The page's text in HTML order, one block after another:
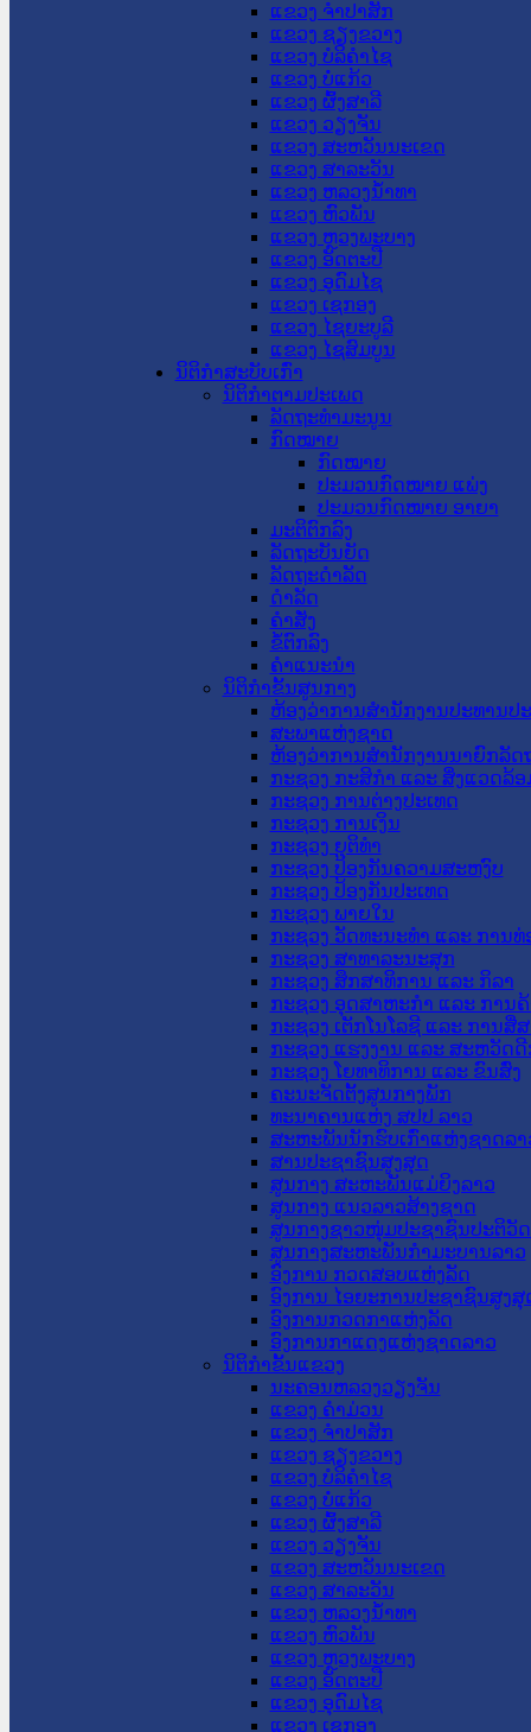
ແຂວງ ຈໍາປາສັກ
ແຂວງ ຊຽງຂວາງ
ແຂວງ ບໍລິຄໍາໄຊ
ແຂວງ ບໍ່ແກ້ວ
ແຂວງ ຜົ້ງສາລີ
ແຂວງ ວຽງຈັນ
ແຂວງ ສະຫວັນນະເຂດ
ແຂວງ ສາລະວັນ
ແຂວງ ຫລວງນໍ້າທາ
ແຂວງ ຫົວພັນ
ແຂວງ ຫຼວງພະບາງ
ແຂວງ ອັດຕະປື
ແຂວງ ອຸດົມໄຊ
ແຂວງ ເຊກອງ
ແຂວງ ໄຊຍະບູລີ
ແຂວງ ໄຊສົມບູນ
ນິຕິກໍາສະບັບເກົ່າ
ນິຕິກຳຕາມປະເພດ
ລັດຖະທໍາມະນູນ
ກົດໝາຍ
ກົດໝາຍ
ປະມວນກົດໝາຍ ແພ່ງ
ປະມວນກົດໝາຍ ອາຍາ
ມະຕິຕົກລົງ
ລັດຖະບັນຍັດ
ລັດຖະດໍາລັດ
ດໍາລັດ
ຄໍາສັ່ງ
ຂໍ້ຕົກລົງ
ຄໍາແນະນໍາ
ນິຕິກໍາຂັ້ນສູນກາງ
ຫ້ອງວ່າການສໍານັກງານປະທານປ
ສະພາແຫ່ງຊາດ
ຫ້ອງວ່າການສຳນັກງານນາຍົກລັດ
ກະຊວງ ກະສິກຳ ແລະ ສິ່ງແວດລ້ອ
ກະຊວງ ການຕ່າງປະເທດ
ກະຊວງ ການເງິນ
ກະຊວງ ຍຸຕິທໍາ
ກະຊວງ ປ້ອງກັນຄວາມສະຫງົບ
ກະຊວງ ປ້ອງກັນປະເທດ
ກະຊວງ ພາຍໃນ
ກະຊວງ ວັດທະນະທຳ ແລະ ການທ່
ກະຊວງ ສາທາລະນະສຸກ
ກະຊວງ ສຶກສາທິການ ແລະ ກິລາ
ກະຊວງ ອຸດສາຫະກຳ ແລະ ການຄ້
ກະຊວງ ເຕັກໂນໂລຊີ ແລະ ການສື່
ກະຊວງ ແຮງງານ ແລະ ສະຫວັດ
ກະຊວງ ໂຍທາທິການ ແລະ ຂົນສົ່ງ
ຄະນະຈັດຕັ້ງສູນກາງພັກ
ທະນາຄານແຫ່ງ ສປປ ລາວ
ສະຫະພັນນັກຮົບເກົ່າແຫ່ງຊາດລາ
ສານປະຊາຊົນສູງສຸດ
ສູນກາງ ສະຫະພັນແມ່ຍິງລາວ
ສູນກາງ ແນວລາວສ້າງຊາດ
ສູນກາງຊາວໜຸ່ມປະຊາຊົນປະຕິວັ
ສູນກາງສະຫະພັນກຳມະບານລາວ
ອົງການ ກວດສອບແຫ່ງລັດ
ອົງການ ໄອຍະການປະຊາຊົນສູງສຸ
ອົງການກວດກາແຫ່ງລັດ
ອົງການກາແດງແຫ່ງຊາດລາວ
ນິຕິກໍາຂັ້ນແຂວງ
ນະ​ຄອນ​ຫລວງວຽງຈັນ
ແຂວງ ຄໍາມ່ວນ
ແຂວງ ຈໍາປາສັກ
ແຂວງ ຊຽງຂວາງ
ແຂວງ ບໍລິຄໍາໄຊ
ແຂວງ ບໍ່ແກ້ວ
ແຂວງ ຜົ້ງສາລີ
ແຂວງ ວຽງຈັນ
ແຂວງ ສະຫວັນນະເຂດ
ແຂວງ ສາລະວັນ
ແຂວງ ຫລວງນໍ້າທາ
ແຂວງ ຫົວພັນ
ແຂວງ ຫຼວງພະບາງ
ແຂວງ ອັດຕະປື
ແຂວງ ອຸດົມໄຊ
ແຂວງ ເຊກອງ